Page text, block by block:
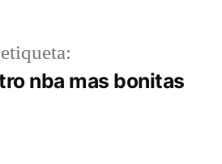
nba mas bonitas